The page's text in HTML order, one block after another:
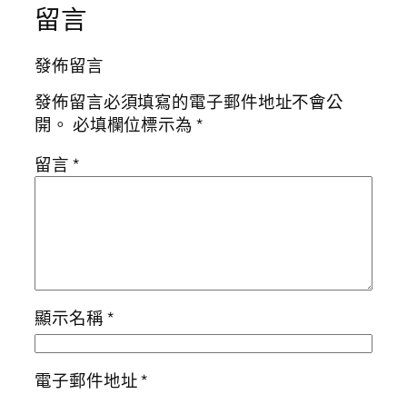
留言
發佈留言
發佈留言必須填寫的電子郵件地址不會公
開。 必填欄位標示為*
留言*
顯示名稱*
電子郵件地址*